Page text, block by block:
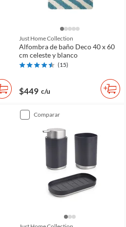
Just Home Collection
Alfombra de baño Deco 40 x 60
cm celeste y blanco
(15)
$449 c/u
comparar